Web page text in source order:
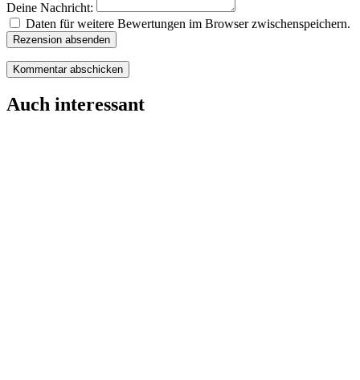
Deine Nachricht:
Daten für weitere Bewertungen im Browser zwischenspeichern.
Rezension absenden
Auch interessant